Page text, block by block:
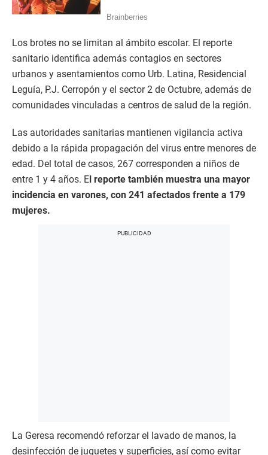
Los brotes no se limitan al ámbito escolar. El reporte
sanitario identifica además contagios en sectores
urbanos y asentamientos como Urb. Latina, Residencial
Leguía, P.J. Cerropón y el sector 2 de Octubre, además de
comunidades vinculadas a centros de salud de la región.
Las autoridades sanitarias mantienen vigilancia activa
debido a la rápida propagación del virus entre menores de
edad. Del total de casos, 267 corresponden a niños de
entre 1 y 4 años. El reporte también muestra una mayor
incidencia en varones, con 241 afectados frente a 179
mujeres.
La Geresa recomendó reforzar el lavado de manos, la
desinfección de juguetes y superficies, así como evitar